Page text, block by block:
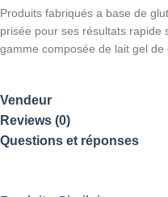
Produits fabriqués a base de
prisée pour ses résultats rapide
gamme composée de lait gel de
Vendeur
Reviews (0)
Questions et réponses